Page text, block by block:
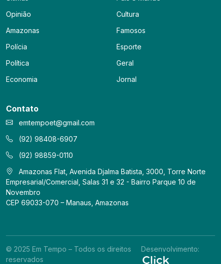
Opinião
Amazonas
Polícia
Política
Economia
Cultura
Famosos
Esporte
Geral
Jornal
Contato
emtempoet@gmail.com
(92) 98408-6907
(92) 98859-0110
Amazonas Flat, Avenida Djalma Batista, 3000, Torre Norte
Empresarial/Comercial, Salas 31 e 32 - Bairro Parque 10 de
Novembro
CEP 69033-070 – Manaus, Amazonas
© 2025 Em Tempo – Todos os direitos
reservados
Desenvolvimento: